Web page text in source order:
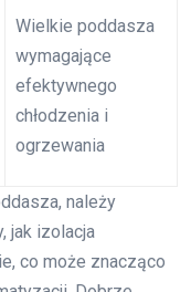
Wielkie poddasza
wymagające
efektywnego
chłodzenia i
ogrzewania
należy
jak izolacja
co może znacząco